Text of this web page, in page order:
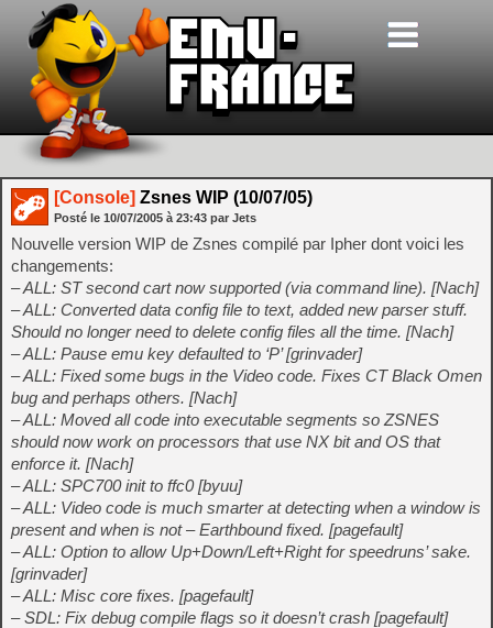
[Console] Zsnes WIP (10/07/05)
Posté le 10/07/2005 à 23:43 par Jets
Nouvelle version WIP de Zsnes compilé par Ipher dont voici les
changements:
– ALL: ST second cart now supported (via command line). [Nach]
– ALL: Converted data config file to text, added new parser stuff.
Should no longer need to delete config files all the time. [Nach]
– ALL: Pause emu key defaulted to ‘P’ [grinvader]
– ALL: Fixed some bugs in the Video code. Fixes CT Black Omen
bug and perhaps others. [Nach]
– ALL: Moved all code into executable segments so ZSNES
should now work on processors that use NX bit and OS that
enforce it. [Nach]
– ALL: SPC700 init to ffc0 [byuu]
– ALL: Video code is much smarter at detecting when a window is
present and when is not – Earthbound fixed. [pagefault]
– ALL: Option to allow Up+Down/Left+Right for speedruns’ sake.
[grinvader]
– ALL: Misc core fixes. [pagefault]
– SDL: Fix debug compile flags so it doesn’t crash [pagefault]